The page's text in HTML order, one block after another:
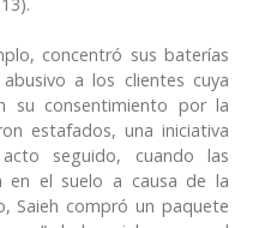
concentró sus baterías
a los clientes cuya
su consentimiento por la
estafados, una iniciativa
seguido, cuando las
en el suelo a causa de la
Saieh compró un paquete